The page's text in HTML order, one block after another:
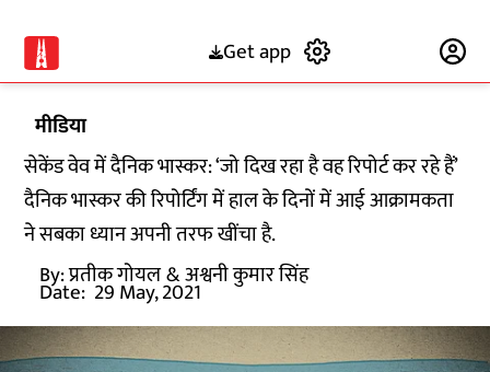
Get app
मीडिया
सेकेंड वेव में दैनिक भास्कर: ‘जो दिख रहा है वह रिपोर्ट कर रहे हैं’
दैनिक भास्कर की रिपोर्टिंग में हाल के दिनों में आई आक्रामकता
ने सबका ध्यान अपनी तरफ खींचा है.
By:प्रतीक गोयल& अश्वनी कुमार सिंह
Date: 29 May, 2021